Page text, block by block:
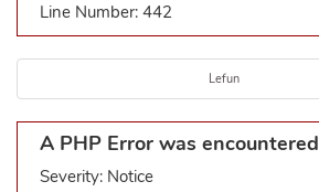
Line Number: 442
Lefun
A PHP Error was encountered
Severity: Notice